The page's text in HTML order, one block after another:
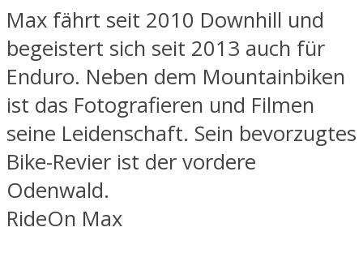
Max fährt seit 2010 Downhill und
begeistert sich seit 2013 auch für
Enduro. Neben dem Mountainbiken
ist das Fotografieren und Filmen
seine Leidenschaft. Sein bevorzugtes
Bike-Revier ist der vordere
Odenwald.
RideOn Max